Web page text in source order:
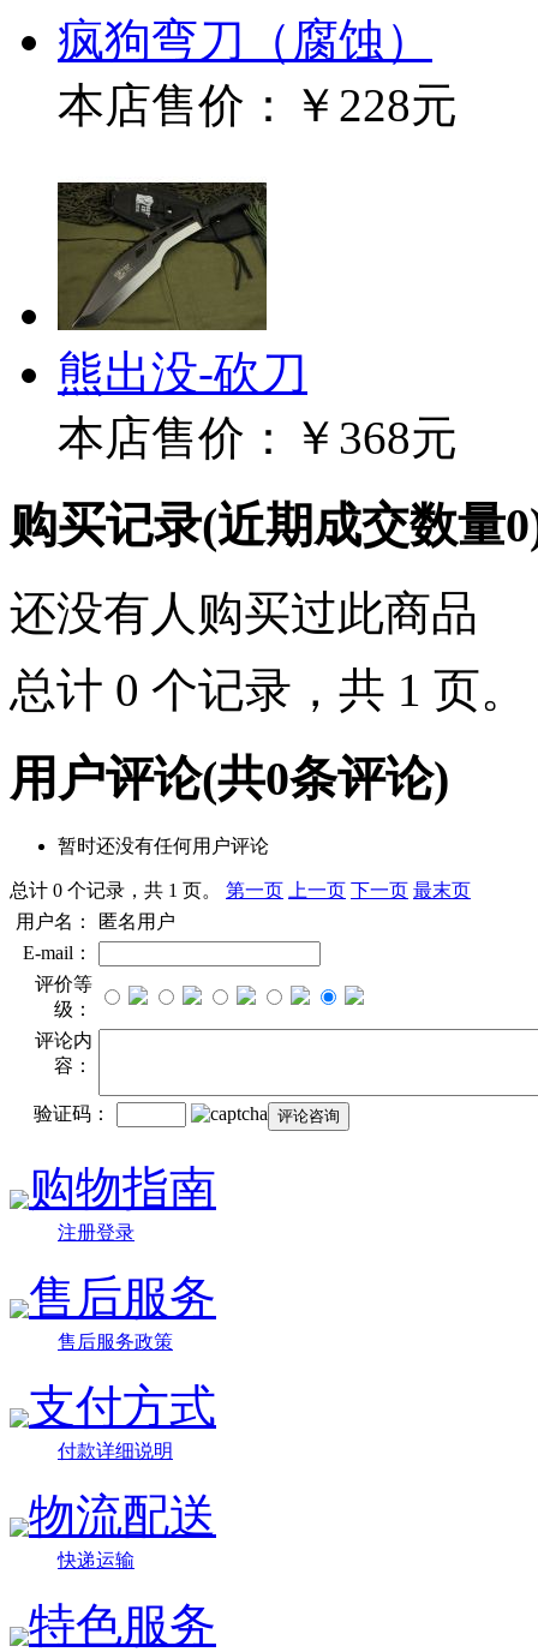
疯狗弯刀（腐蚀）
本店售价：
￥228元
熊出没-砍刀
本店售价：
￥368元
购买记录(近期成交数量0
还没有人购买过此商品
总计 0 个记录，共 1 页。
用户评论(共0条评论)
暂时还没有任何用户评论
总计 0 个记录，共 1 页。 第一页 上一页 下一页 最末页
用户名：
匿名用户
E-mail：
评价等
级：
评论内
容：
验证码：
购物指南
注册登录
售后服务
售后服务政策
支付方式
付款详细说明
物流配送
快递运输
特色服务